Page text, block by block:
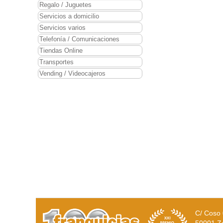
Regalo / Juguetes
Servicios a domicilio
Servicios varios
Telefonía / Comunicaciones
Tiendas Online
Transportes
Vending / Videocajeros
C/ Coso